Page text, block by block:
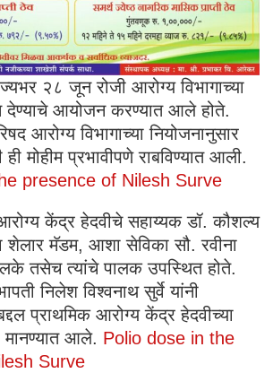
२८ जून रोजी आरोग्य विभागाच्या
देण्याचे आयोजन करण्यात आले होते.
आरोग्य विभागाच्या नियोजनानुसार
ही मोहीम प्रभावीपणे राबविण्यात आली.
presence of Nilesh Surve
केंद्र हेदवीचे सहाय्यक डॉ. कौशल्य
शेलार मॅडम, आशा सेविका सौ. रवीना
तसेच त्यांचे पालक उपस्थित होते.
निलेश विश्वनाथ सुर्वे यांनी
प्राथमिक आरोग्य केंद्र हेदवीच्या
मानण्यात आले. Polio dose in the
Surve